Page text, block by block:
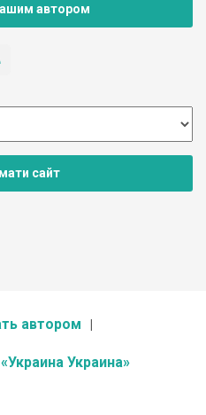
автором
сайт
автором
Украина»